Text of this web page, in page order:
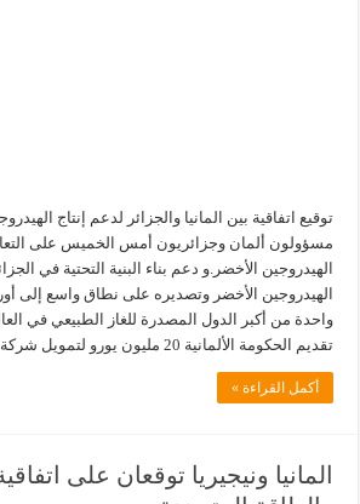
توقيع اتفاقية بين المانيا والجزائر لدعم إنتاج
مسؤولون ألمان وجزائريون أمس الخميس على
الهيدروجين الأخضر.و دعم بناء البنية التحتية في
الهيدروجين الأخضر وتصديره على نطاق واسع إلى
واحدة من أكبر الدول المصدرة للغاز الطبيعي في
تقديم الحكومة الألمانية 20 مليون يورو لتمويل شركة …
أكمل القراءة »
المانيا ونيجيريا توقعان على